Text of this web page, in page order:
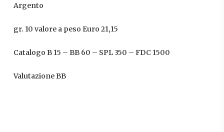
Argento
gr. 10 valore a peso Euro 21,15
Catalogo B 15 – BB 60 – SPL 350 – FDC 1500
Valutazione BB